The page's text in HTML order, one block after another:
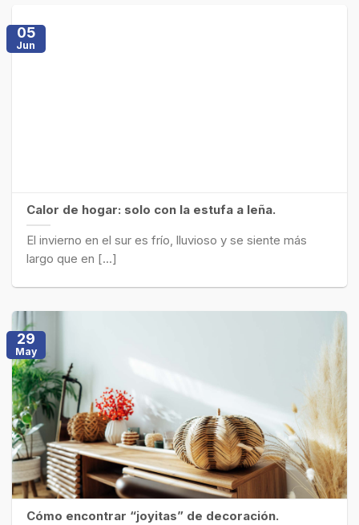
Calor de hogar: solo con la estufa a leña.
El invierno en el sur es frío, lluvioso y se siente más
largo que en [...]
05
Jun
Cómo encontrar “joyitas” de decoración.
29
May